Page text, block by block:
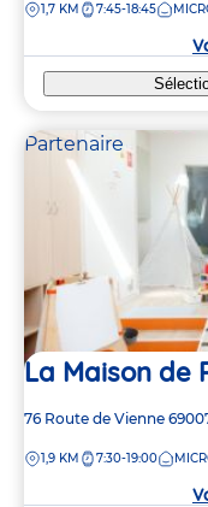
la
DISTANCE
1,7 KM 7:45-18:45
Partenaire
La Maison de
Adresse
la
76 Route de Vienne
DISTANCE
1,9 KM 7:30-19:00